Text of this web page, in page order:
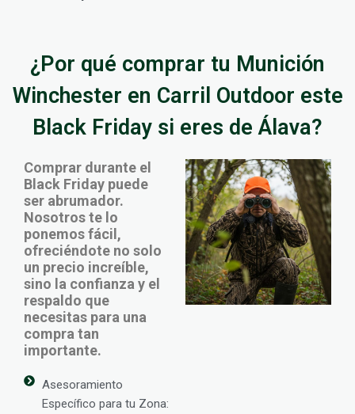
¿Por qué comprar tu Munición
Winchester en Carril Outdoor este
Black Friday si eres de Álava?
Comprar durante el
Black Friday puede
ser abrumador.
Nosotros te lo
ponemos fácil,
ofreciéndote no solo
un precio increíble,
sino la confianza y el
respaldo que
necesitas para una
compra tan
importante.
Asesoramiento
Específico para tu Zona: